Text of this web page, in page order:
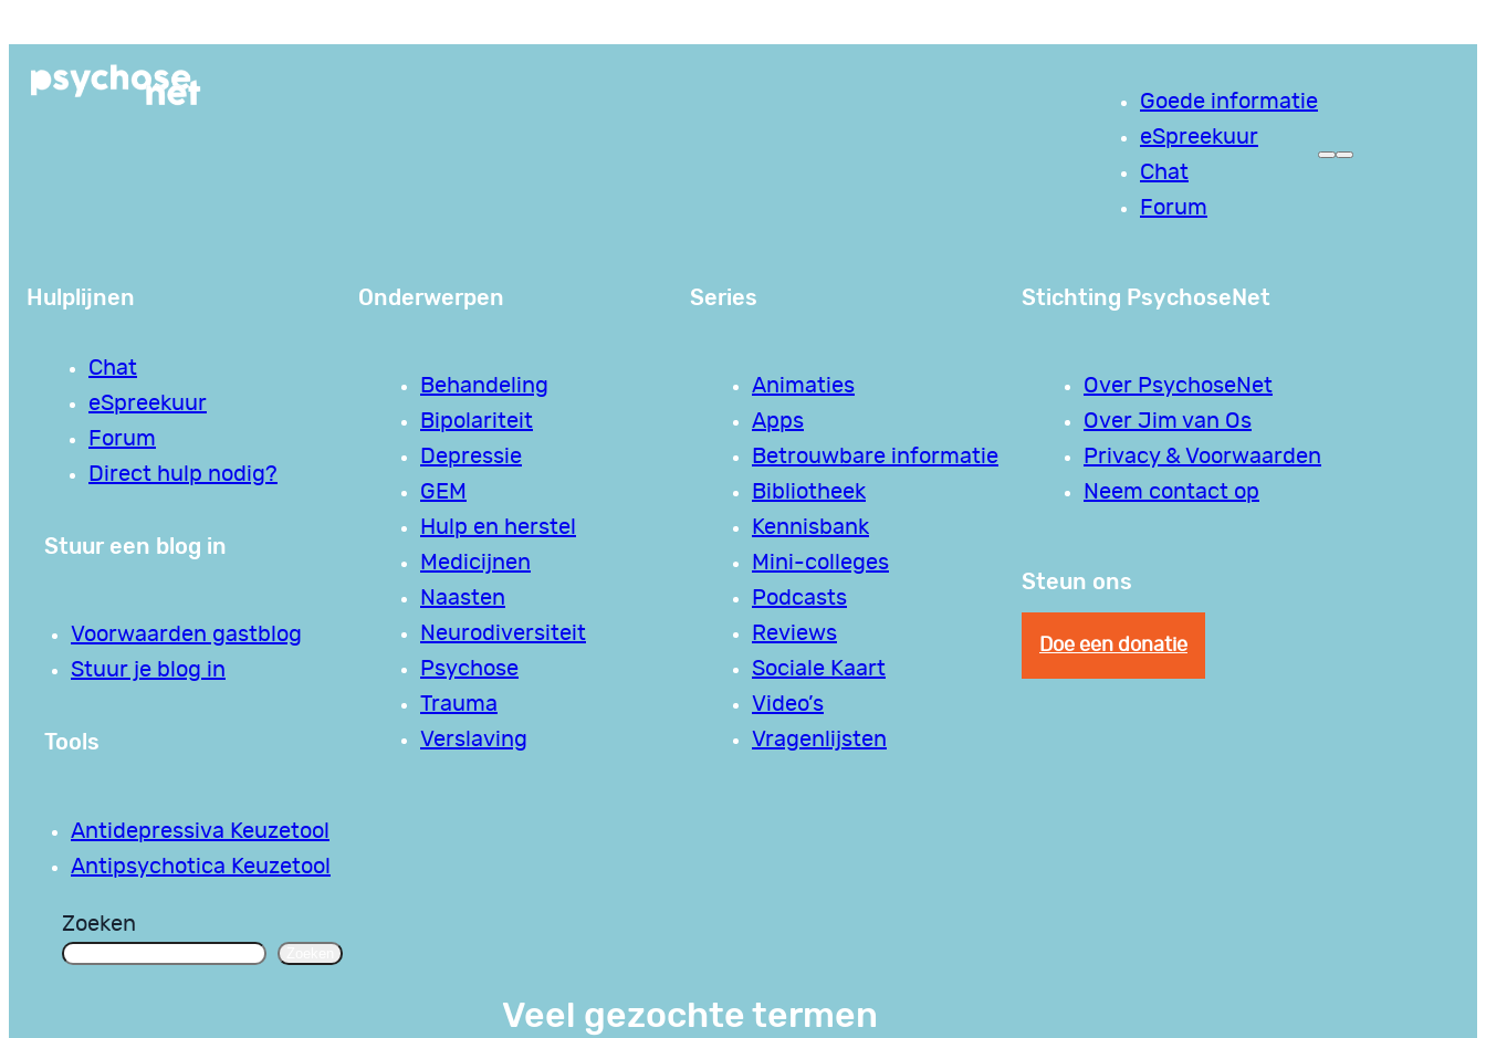
de
Goede informatie
eSpreekuur
Chat
Forum
Hulplijnen
Chat
eSpreekuur
Forum
Direct hulp nodig?
Stuur een blog in
Voorwaarden gastblog
Stuur je blog in
Tools
Antidepressiva Keuzetool
Antipsychotica Keuzetool
Onderwerpen
Behandeling
Bipolariteit
Depressie
GEM
Hulp en herstel
Medicijnen
Naasten
Neurodiversiteit
Psychose
Trauma
Verslaving
Series
Animaties
Apps
Betrouwbare informatie
Bibliotheek
Kennisbank
Mini-colleges
Podcasts
Reviews
Sociale Kaart
Video’s
Vragenlijsten
Stichting PsychoseNet
Over PsychoseNet
Over Jim van Os
Privacy & Voorwaarden
Neem contact op
Steun ons
Doe een donatie
Zoeken
Veel gezochte termen